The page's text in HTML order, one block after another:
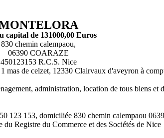
capital de 131000,00 Euros
830 chemin calempaou,
06390 COARAZE
450123153 R.C.S. Nice
mas de celzet, 12330 Clairvaux d'aveyron à
administration, location de tous biens
123 153, domiciliée 830 chemin calempaou
du Registre du Commerce et des Sociétés de Nice